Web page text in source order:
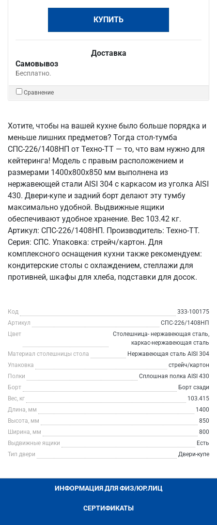
КУПИТЬ
Доставка
Самовывоз
Бесплатно.
Сравнение
Хотите, чтобы на вашей кухне было больше порядка и
меньше лишних предметов? Тогда стол-тумба
СПС-226/1408НП от Техно-ТТ — то, что вам нужно для
кейтеринга! Модель с правым расположением и
размерами 1400x800x850 мм выполнена из
нержавеющей стали AISI 304 с каркасом из уголка AISI
430. Двери-купе и задний борт делают эту тумбу
максимально удобной. Выдвижные ящики
обеспечивают удобное хранение. Вес 103.42 кг.
Артикул: СПС-226/1408НП. Производитель: Техно-ТТ.
Серия: СПС. Упаковка: стрейч/картон. Для
комплексного оснащения кухни также рекомендуем:
кондитерские столы с охлаждением, стеллажи для
противней, шкафы для хлеба, подставки для досок.
Код
333-100175
Артикул
СПС-226/1408НП
Цвет
Столешница- нержавеющая сталь,
каркас-нержавеющая сталь
Материал столешницы стола
Нержавеющая сталь AISI 304
Упаковка
стрейч/картон
Полки
Сплошная полка AISI 430
Борт
Борт сзади
Вес, кг
103.415
Длина, мм
1400
Высота, мм
850
Ширина, мм
800
Выдвижные ящики
Есть
Тип двери
Двери-купе
ИНФОРМАЦИЯ ДЛЯ ФИЗ/ЮР.ЛИЦ
СЕРТИФИКАТЫ